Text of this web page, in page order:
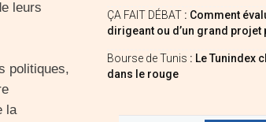
leurs
politiques,
la
ÇA FAIT DÉBAT : Comment
dirigeant ou d’un grand projet
Bourse de Tunis : Le Tunindex
dans le rouge